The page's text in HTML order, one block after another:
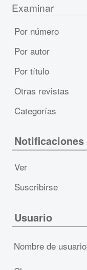
Examinar
Por número
Por autor
Por título
Otras revistas
Categorías
Notificaciones
Ver
Suscribirse
Usuario
Nombre de usuario